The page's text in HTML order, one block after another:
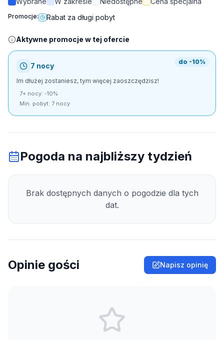
Promocje: Rabat za długi pobyt
Aktywne promocje w tej ofercie
do -10%
7 nocy
Im dłużej zostaniesz, tym więcej zaoszczędzisz!
7+ nocy: -10%
Min. pobyt: 7 nocy
Pogoda na najbliższy tydzień
Brak dostępnych danych o pogodzie dla tych
dat.
Opinie gości Napisz opinię